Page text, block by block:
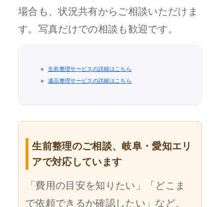
場合も、状況共有からご相談いただけま
す。写真だけでの相談も歓迎です。
生前整理サービスの詳細はこちら
遺品整理サービスの詳細はこちら
生前整理のご相談、岐阜・愛知エリ
アで対応しています
「費用の目安を知りたい」「どこま
で依頼できるか確認したい」など、